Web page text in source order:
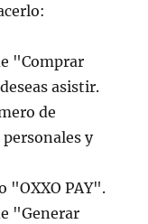
"Comprar
asistir.
de
y
"OXXO PAY".
"Generar